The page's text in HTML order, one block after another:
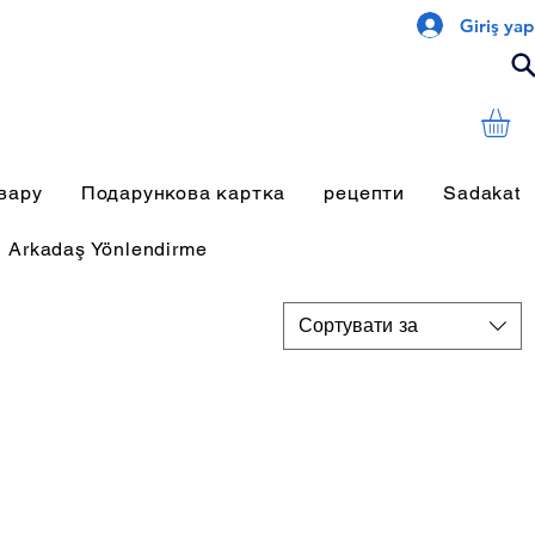
Giriş yap
Подарункова картка рецепти Sadakat
Arkadaş Yönlendirme
Сортувати за